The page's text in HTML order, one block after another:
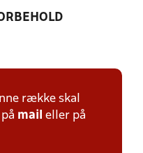
række skal
mail eller på